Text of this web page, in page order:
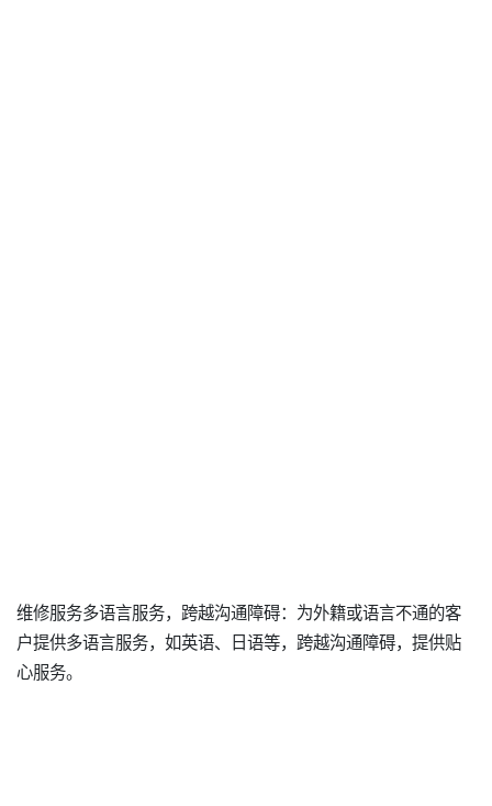
维修服务多语言服务，跨越沟通障碍：为外籍或语言不通的客
户提供多语言服务，如英语、日语等，跨越沟通障碍，提供贴
心服务。